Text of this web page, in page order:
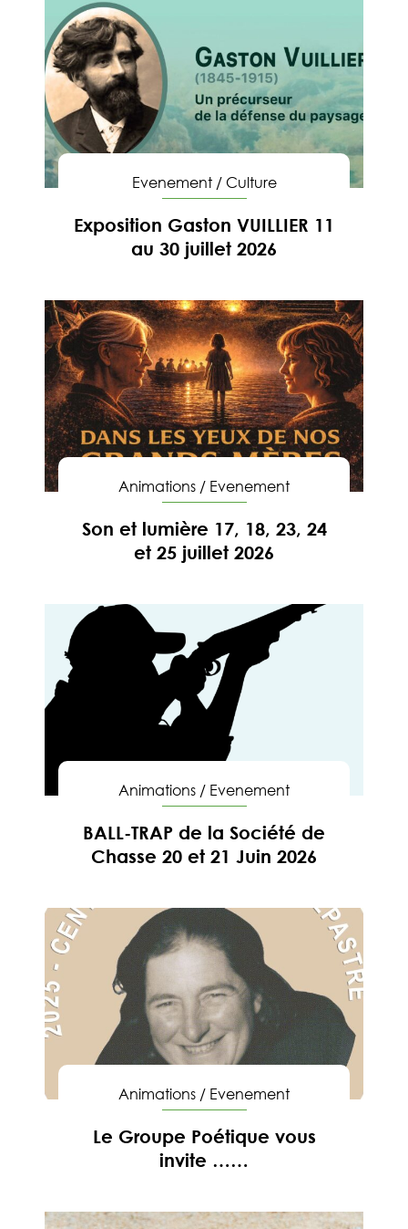
Evenement / Culture
Exposition Gaston VUILLIER 11
au 30 juillet 2026
Animations / Evenement
Son et lumière 17, 18, 23, 24
et 25 juillet 2026
Animations / Evenement
BALL-TRAP de la Société de
Chasse 20 et 21 Juin 2026
Animations / Evenement
Le Groupe Poétique vous
invite ……